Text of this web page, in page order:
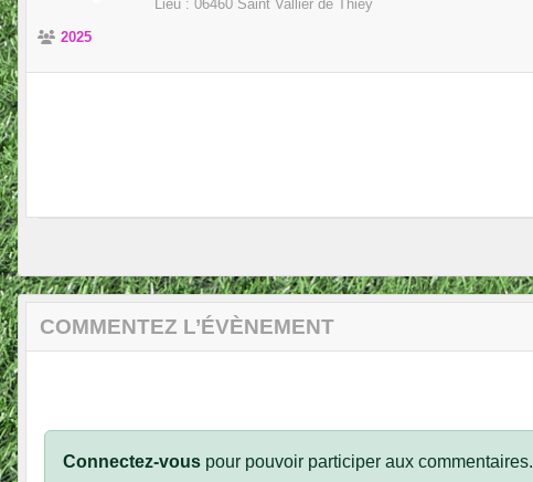
Lieu : 06460 Saint Vallier de Thiey
2025
COMMENTEZ L’ÉVÈNEMENT
Connectez-vous pour pouvoir participer aux commentaires.